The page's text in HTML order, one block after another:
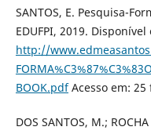
SANTOS, E. Pesquisa-
EDUFPI, 2019. Disponível
http://
BOOK.pdfAcesso em: 25
DOS SANTOS, M.;